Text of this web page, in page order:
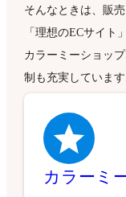
そんなときは、販
「理想のECサイト
カラーミーショッ
制も充実しています
カラーミ